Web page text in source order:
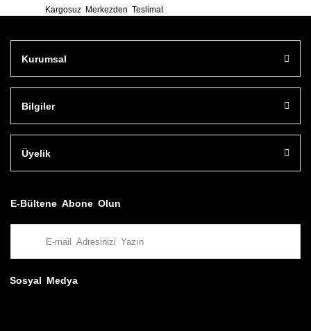
Kargosuz Merkezden Teslimat
Kurumsal
Bilgiler
Üyelik
E-Bültene Abone Olun
Sosyal Medya